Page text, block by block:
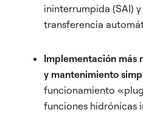
ininterrumpida (SAI)
transferencia
Implementación más
y mantenimiento
funcionamiento
funciones hidrónicas